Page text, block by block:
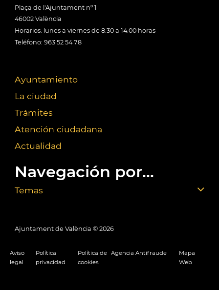
Plaça de l'Ajuntament nº 1
46002 València
Horarios: lunes a viernes de 8:30 a 14:00 horas
Teléfono: 963 52 54 78
Ayuntamiento
La ciudad
Trámites
Atención ciudadana
Actualidad
Navegación por...
Temas
Ajuntament de València © 2026
Aviso
legal
Política
privacidad
Política de
cookies
Agencia Antifraude
Mapa
Web